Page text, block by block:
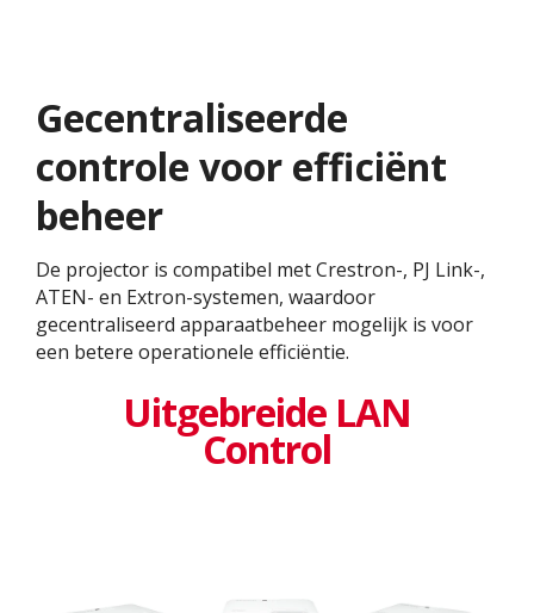
Gecentraliseerde
controle voor efficiënt
beheer
De projector is compatibel met Crestron-, PJ Link-,
ATEN- en Extron-systemen, waardoor
gecentraliseerd apparaatbeheer mogelijk is voor
een betere operationele efficiëntie.
Uitgebreide LAN
Control